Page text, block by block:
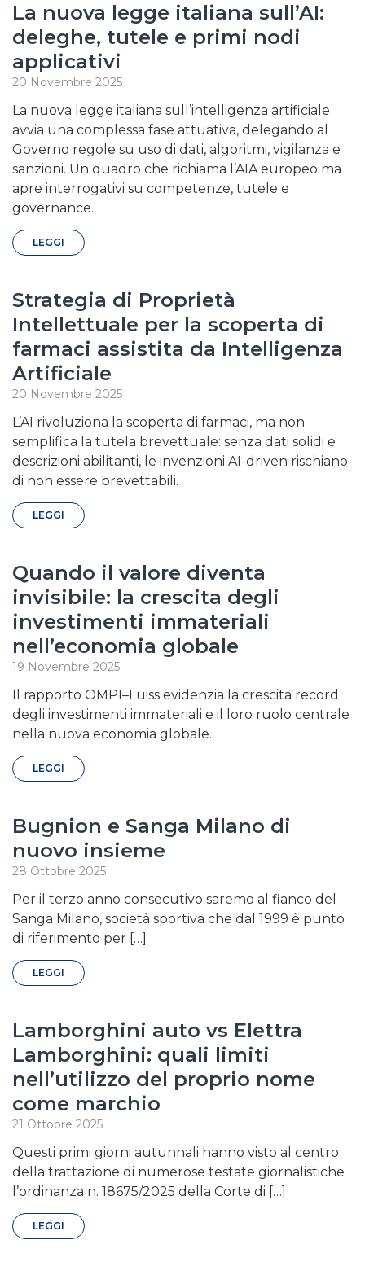
La nuova legge italiana sull’AI:
deleghe, tutele e primi nodi
applicativi
20 Novembre 2025
La nuova legge italiana sull’intelligenza artificiale
avvia una complessa fase attuativa, delegando al
Governo regole su uso di dati, algoritmi, vigilanza e
sanzioni. Un quadro che richiama l’AIA europeo ma
apre interrogativi su competenze, tutele e
governance.
LEGGI
Strategia di Proprietà
Intellettuale per la scoperta di
farmaci assistita da Intelligenza
Artificiale
20 Novembre 2025
L’AI rivoluziona la scoperta di farmaci, ma non
semplifica la tutela brevettuale: senza dati solidi e
descrizioni abilitanti, le invenzioni AI-driven rischiano
di non essere brevettabili.
LEGGI
Quando il valore diventa
invisibile: la crescita degli
investimenti immateriali
nell’economia globale
19 Novembre 2025
Il rapporto OMPI–Luiss evidenzia la crescita record
degli investimenti immateriali e il loro ruolo centrale
nella nuova economia globale.
LEGGI
Bugnion e Sanga Milano di
nuovo insieme
28 Ottobre 2025
Per il terzo anno consecutivo saremo al fianco del
Sanga Milano, società sportiva che dal 1999 è punto
di riferimento per […]
LEGGI
Lamborghini auto vs Elettra
Lamborghini: quali limiti
nell’utilizzo del proprio nome
come marchio
21 Ottobre 2025
Questi primi giorni autunnali hanno visto al centro
della trattazione di numerose testate giornalistiche
l’ordinanza n. 18675/2025 della Corte di […]
LEGGI